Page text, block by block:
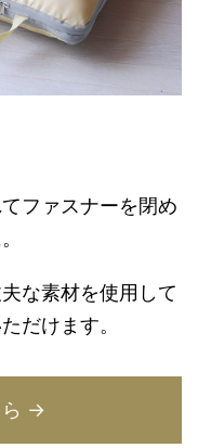
ファスナーを閉め
な素材を使用して
だけます。
ら →